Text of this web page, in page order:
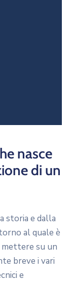
nasce
di un
storia e dalla
al quale è
mettere su un
breve i vari
e